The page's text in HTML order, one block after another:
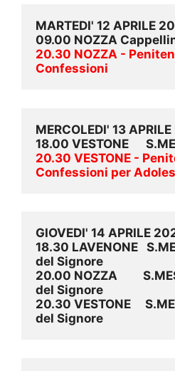
MARTEDI' 12 APRILE
09.00 NOZZA
20.30 NOZZA -
Confessioni
MERCOLEDI' 13
18.00 VESTONE
20.30 VESTONE -
Confessioni per
GIOVEDI' 14 APRILE
18.30 LAVENONE
del Signore
20.00 NOZZA
del Signore
20.30 VESTONE
del Signore